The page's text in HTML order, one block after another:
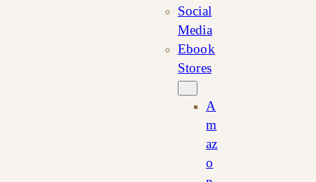
Social
Media
Ebook
Stores
A
m
az
o